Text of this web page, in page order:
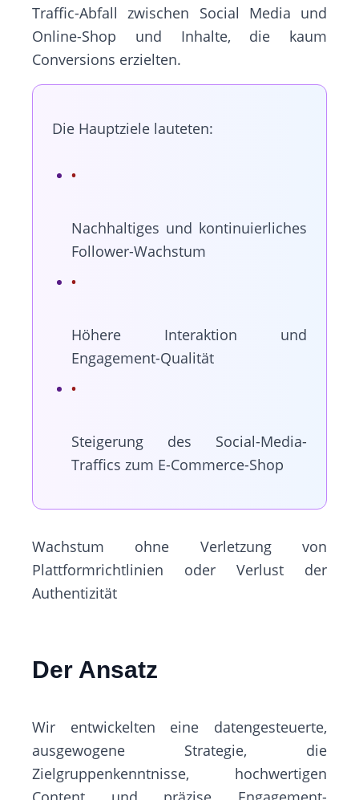
Traffic-Abfall zwischen Social Media und
Online-Shop und Inhalte, die kaum
Conversions erzielten.
Die Hauptziele lauteten:
Nachhaltiges und kontinuierliches
Follower-Wachstum
Höhere Interaktion und
Engagement-Qualität
Steigerung des Social-Media-
Traffics zum E-Commerce-Shop
Wachstum ohne Verletzung von
Plattformrichtlinien oder Verlust der
Authentizität
Der Ansatz
Wir entwickelten eine datengesteuerte,
ausgewogene Strategie, die
Zielgruppenkenntnisse, hochwertigen